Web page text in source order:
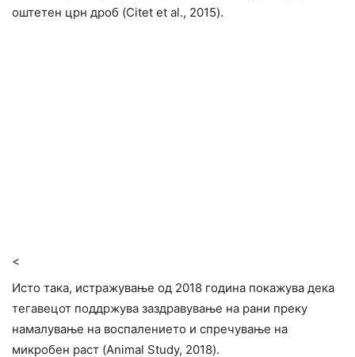
оштетен црн дроб (Citet et al., 2015).
<
Исто така, истражување од 2018 година покажува дека
тегавецот поддржува заздравување на рани преку
намалување на воспалението и спречување на
микробен раст (Animal Study, 2018).